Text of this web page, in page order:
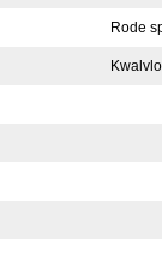
Rode
Kwalvlo